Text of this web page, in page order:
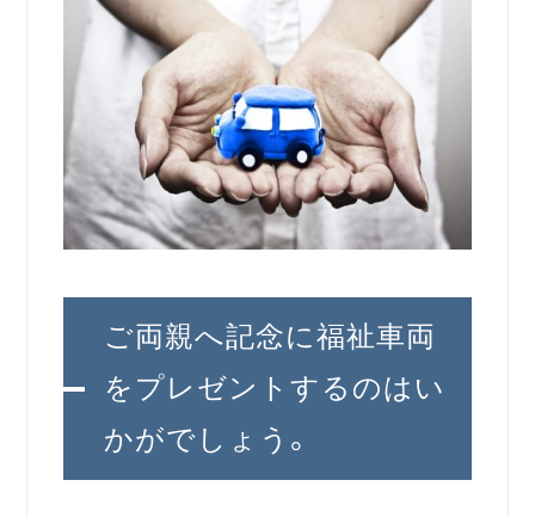
ご両親へ記念に福祉車両
をプレゼントするのはい
かがでしょう。